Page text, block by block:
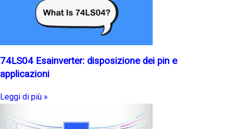
74LS04 Esainverter: disposizione dei pin e
applicazioni
Leggi di più »